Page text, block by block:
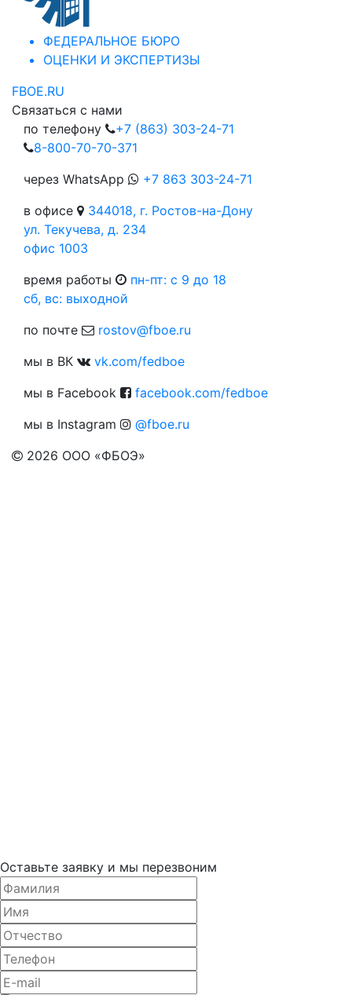
ФЕДЕРАЛЬНОЕ БЮРО
ОЦЕНКИ И ЭКСПЕРТИЗЫ
FBOE.RU
Связаться с нами
по телефону
+7 (863) 303-24-71
8-800-70-70-371
через WhatsApp
+7 863 303-24-71
в офисе
344018, г. Ростов-на-Дону
ул. Текучева, д. 234
офис 1003
время работы
пн-пт: c 9 до 18
сб, вс: выходной
по почте
rostov@fboe.ru
мы в ВК
vk.com/fedboe
мы в Facebook
facebook.com/fedboe
мы в Instagram
@fboe.ru
2026 ООО «ФБОЭ»
Оставьте заявку и мы перезвоним